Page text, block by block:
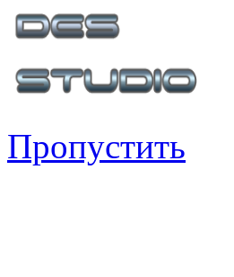
Пропустить